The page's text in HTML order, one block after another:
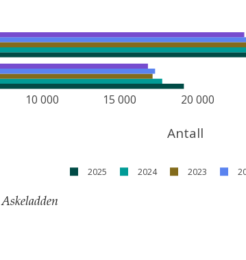
10 000 15 000 20 000
2025 2024 2023
Antall